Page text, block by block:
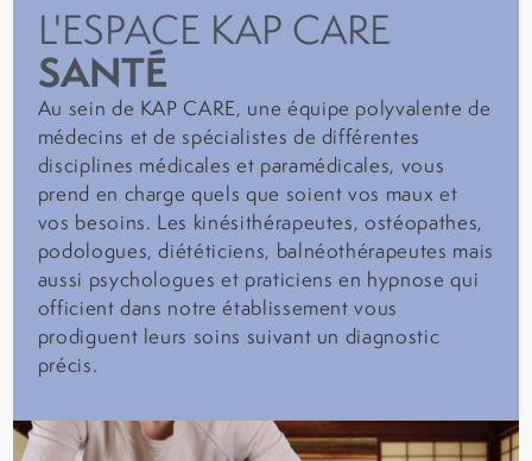
L'ESPACE KAP CARE
SANTÉ
Au sein de KAP CARE, une équipe polyvalente de
médecins et de spécialistes de différentes
disciplines médicales et paramédicales, vous
prend en charge quels que soient vos maux et
vos besoins. Les kinésithérapeutes, ostéopathes,
podologues, diététiciens, balnéothérapeutes mais
aussi psychologues et praticiens en hypnose qui
officient dans notre établissement vous
prodiguent leurs soins suivant un diagnostic
précis.